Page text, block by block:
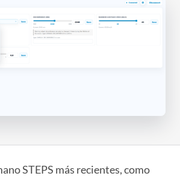
STEPS más recientes, como